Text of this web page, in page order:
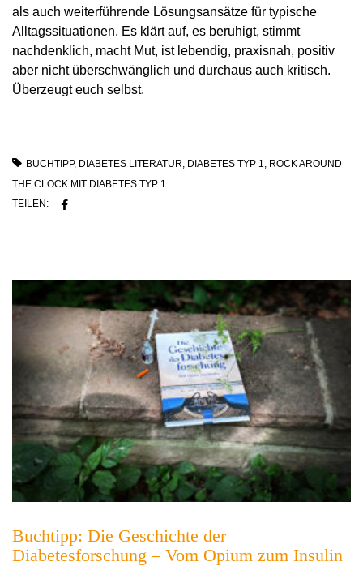
als auch weiterführende Lösungsansätze für typische
Alltagssituationen. Es klärt auf, es beruhigt, stimmt
nachdenklich, macht Mut, ist lebendig, praxisnah, positiv
aber nicht überschwänglich und durchaus auch kritisch.
Überzeugt euch selbst.
BUCHTIPP, DIABETES LITERATUR DIABETES TYP 1
ROCK AROUND
THE CLOCK MIT DIABETES TYP 1
TEILEN:
Buchtipp: Die Geschichte der
Diabetesforschung – Vom Opium zum Insulin